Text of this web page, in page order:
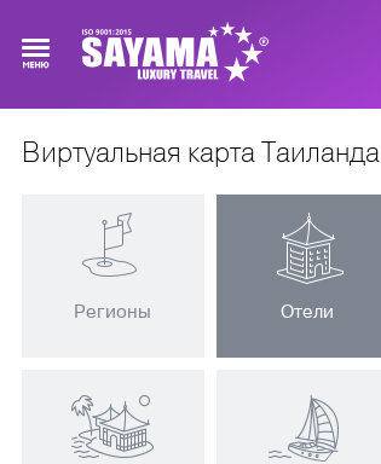
Виртуальная карта Таиланда
Регионы Отели